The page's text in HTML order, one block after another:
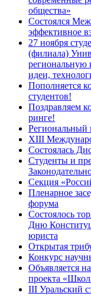
общества»
Состоялся
эффективное
27 ноября
(филиала)
региональную
идеи,
Пополняется
студентов!
Поздравляем
ринге!
XIII
Состоялась
Студенты и
Секция
Пленарное
форума
Состоялось
Дню
юриста
Открытая
Конкурс
Объявляется
проекта
III Уральский